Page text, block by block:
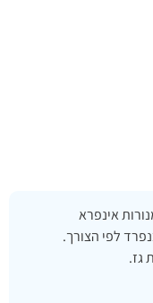
לפי הצורך.
גז.